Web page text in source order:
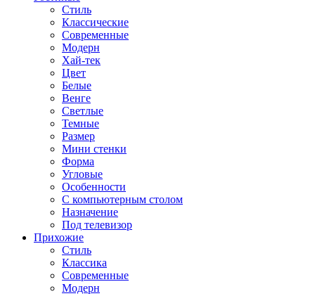
Стиль
Классические
Современные
Модерн
Хай-тек
Цвет
Белые
Венге
Светлые
Темные
Размер
Мини стенки
Форма
Угловые
Особенности
С компьютерным столом
Назначение
Под телевизор
Прихожие
Стиль
Классика
Современные
Модерн